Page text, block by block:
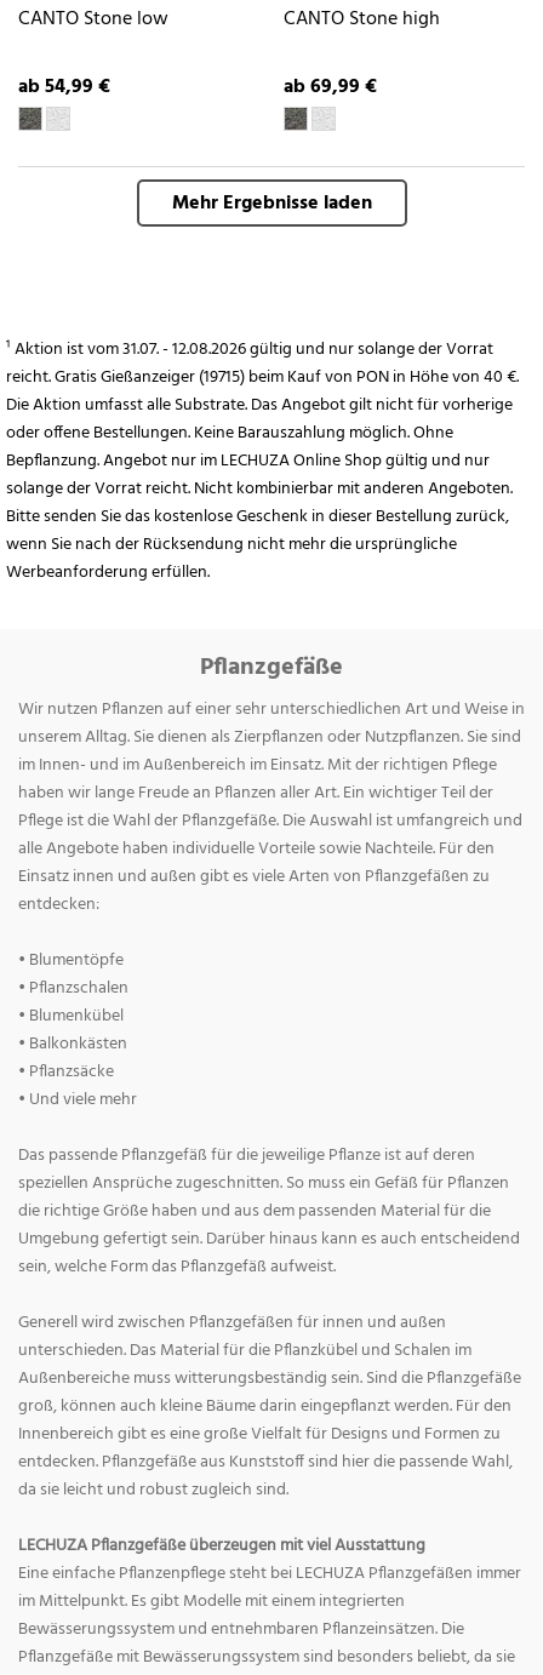
CANTO Stone low
ab 54,99 €
CANTO Stone high
ab 69,99 €
Mehr Ergebnisse laden
¹ Aktion ist vom 31.07. - 12.08.2026 gültig und nur solange der Vorrat
reicht. Gratis Gießanzeiger (19715) beim Kauf von PON in Höhe von 40 €.
Die Aktion umfasst alle Substrate. Das Angebot gilt nicht für vorherige
oder offene Bestellungen. Keine Barauszahlung möglich. Ohne
Bepflanzung. Angebot nur im LECHUZA Online Shop gültig und nur
solange der Vorrat reicht. Nicht kombinierbar mit anderen Angeboten.
Bitte senden Sie das kostenlose Geschenk in dieser Bestellung zurück,
wenn Sie nach der Rücksendung nicht mehr die ursprüngliche
Werbeanforderung erfüllen.
Pflanzgefäße
Wir nutzen Pflanzen auf einer sehr unterschiedlichen Art und Weise in
unserem Alltag. Sie dienen als Zierpflanzen oder Nutzpflanzen. Sie sind
im Innen- und im Außenbereich im Einsatz. Mit der richtigen Pflege
haben wir lange Freude an Pflanzen aller Art. Ein wichtiger Teil der
Pflege ist die Wahl der Pflanzgefäße. Die Auswahl ist umfangreich und
alle Angebote haben individuelle Vorteile sowie Nachteile. Für den
Einsatz innen und außen gibt es viele Arten von Pflanzgefäßen zu
entdecken:
• Blumentöpfe
• Pflanzschalen
• Blumenkübel
• Balkonkästen
• Pflanzsäcke
• Und viele mehr
Das passende Pflanzgefäß für die jeweilige Pflanze ist auf deren
speziellen Ansprüche zugeschnitten. So muss ein Gefäß für Pflanzen
die richtige Größe haben und aus dem passenden Material für die
Umgebung gefertigt sein. Darüber hinaus kann es auch entscheidend
sein, welche Form das Pflanzgefäß aufweist.
Generell wird zwischen Pflanzgefäßen für innen und außen
unterschieden. Das Material für die Pflanzkübel und Schalen im
Außenbereiche muss witterungsbeständig sein. Sind die Pflanzgefäße
groß, können auch kleine Bäume darin eingepflanzt werden. Für den
Innenbereich gibt es eine große Vielfalt für Designs und Formen zu
entdecken. Pflanzgefäße aus Kunststoff sind hier die passende Wahl,
da sie leicht und robust zugleich sind.
LECHUZA Pflanzgefäße überzeugen mit viel Ausstattung
Eine einfache Pflanzenpflege steht bei LECHUZA Pflanzgefäßen immer
im Mittelpunkt. Es gibt Modelle mit einem integrierten
Bewässerungssystem und entnehmbaren Pflanzeinsätzen. Die
Pflanzgefäße mit Bewässerungssystem sind besonders beliebt, da sie